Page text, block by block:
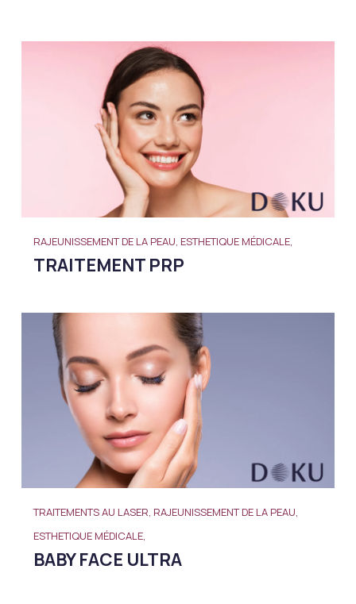
RAJEUNISSEMENT DE LA PEAU, ESTHETIQUE MÉDICALE,
TRAITEMENT PRP
TRAITEMENTS AU LASER, RAJEUNISSEMENT DE LA PEAU,
ESTHETIQUE MÉDICALE,
BABY FACE ULTRA